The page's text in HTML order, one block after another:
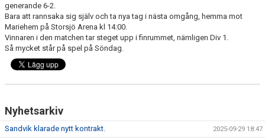
generande 6-2.
Bara att rannsaka sig själv och ta nya tag i nästa omgång, hemma mot
Mariehem på Storsjö Arena kl 14:00.
Vinnaren i den matchen tar steget upp i finrummet, nämligen Div 1.
Så mycket står på spel på Söndag.
Nyhetsarkiv
Sandvik klarade nytt kontrakt. 2025-09-29 18:47